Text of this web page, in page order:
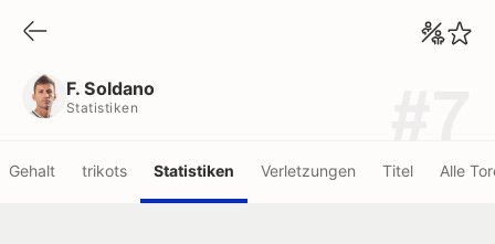
F. Soldano
Statistiken
Gehalt trikots Statistiken Verletzungen Titel Alle